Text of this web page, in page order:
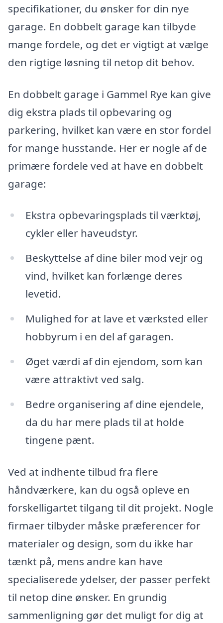
specifikationer, du ønsker for din nye
garage. En dobbelt garage kan tilbyde
mange fordele, og det er vigtigt at vælge
den rigtige løsning til netop dit behov.
En dobbelt garage i Gammel Rye kan give
dig ekstra plads til opbevaring og
parkering, hvilket kan være en stor fordel
for mange husstande. Her er nogle af de
primære fordele ved at have en dobbelt
garage:
Ekstra opbevaringsplads til værktøj,
cykler eller haveudstyr.
Beskyttelse af dine biler mod vejr og
vind, hvilket kan forlænge deres
levetid.
Mulighed for at lave et værksted eller
hobbyrum i en del af garagen.
Øget værdi af din ejendom, som kan
være attraktivt ved salg.
Bedre organisering af dine ejendele,
da du har mere plads til at holde
tingene pænt.
Ved at indhente tilbud fra flere
håndværkere, kan du også opleve en
forskelligartet tilgang til dit projekt. Nogle
firmaer tilbyder måske præferencer for
materialer og design, som du ikke har
tænkt på, mens andre kan have
specialiserede ydelser, der passer perfekt
til netop dine ønsker. En grundig
sammenligning gør det muligt for dig at